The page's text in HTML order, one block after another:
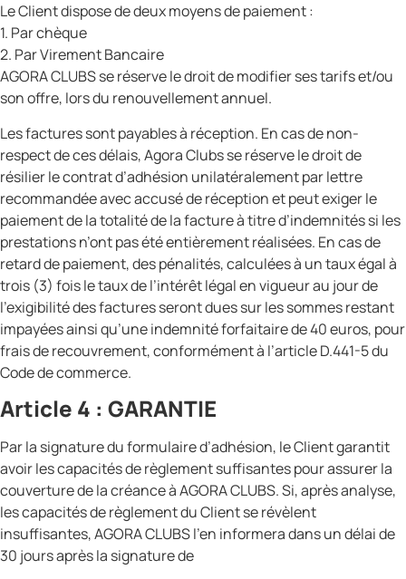
Le Client dispose de deux moyens de paiement :
1. Par chèque
2. Par Virement Bancaire
AGORA CLUBS se réserve le droit de modifier ses tarifs et/ou
son offre, lors du renouvellement annuel.
Les factures sont payables à réception. En cas de non-
respect de ces délais, Agora Clubs se réserve le droit de
résilier le contrat d’adhésion unilatéralement par lettre
recommandée avec accusé de réception et peut exiger le
paiement de la totalité de la facture à titre d’indemnités si les
prestations n’ont pas été entièrement réalisées. En cas de
retard de paiement, des pénalités, calculées à un taux égal à
trois (3) fois le taux de l’intérêt légal en vigueur au jour de
l’exigibilité des factures seront dues sur les sommes restant
impayées ainsi qu’une indemnité forfaitaire de 40 euros, pour
frais de recouvrement, conformément à l’article D.441-5 du
Code de commerce.
Article 4 : GARANTIE
Par la signature du formulaire d’adhésion, le Client garantit
avoir les capacités de règlement suffisantes pour assurer la
couverture de la créance à AGORA CLUBS. Si, après analyse,
les capacités de règlement du Client se révèlent
insuffisantes, AGORA CLUBS l’en informera dans un délai de
30 jours après la signature de